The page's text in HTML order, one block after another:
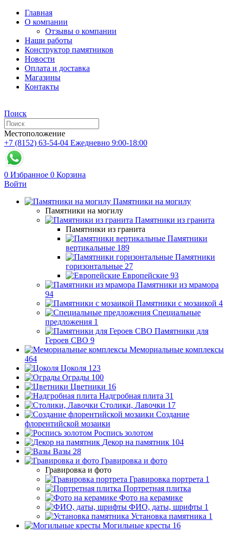
Главная
О компании
Отзывы о компании
Наши работы
Конструктор памятников
Новости
Оплата и доставка
Магазины
Контакты
Поиск
Местоположение
+7 (8152) 63-54-04 Ежедневно 9:00-18:00
0 Избранное 0 Корзина
Войти
Памятники на могилу
Памятники на могилу
Памятники из гранита
Памятники из гранита
Памятники
вертикальные 189
Памятники
горизонтальные 27
Европейские 93
Памятники из мрамора
94
Памятники с мозаикой 4
Специальные
предложения 1
Памятники для
Героев СВО 9
Мемориальные комплексы
464
Цоколя 123
Ограды 100
Цветники 16
Надгробная плита 31
Столики, Лавочки 17
Создание
флорентийской мозаики
Роспись золотом
Декор на памятник 104
Вазы 28
Гравировка и фото
Гравировка и фото
Гравировка портрета 1
Портретная плитка
Фото на керамике
ФИО, даты, шрифты 1
Установка памятника 1
Могильные кресты 16